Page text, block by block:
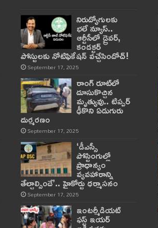
నిరుద్యోగులకు
భలే న్యూస్..
ఆర్టీసీలో డ్రైవర్,
కండక్టర్‌
పోస్టులకు నోటిఫికేషన్‌ వచ్చేసిందోచ్‌!
September 17, 2025
రాంగ్ రూట్‌లో
దూసుకొచ్చిన
మృత్యువు.. టిప్పర్
ఢీకొని ఏడుగురు
దుర్మరణం
September 17, 2025
‘డీఎస్సీ
పోస్టింగుల్లో
ప్రాధాన్యం
వ్యవహారాన్ని
తేల్చాల్సిందే’.. హైకోర్టు ధర్మాసనం
September 17, 2025
ఇంటర్మీడియట్
ఫస్ట్‌ ఇయర్‌